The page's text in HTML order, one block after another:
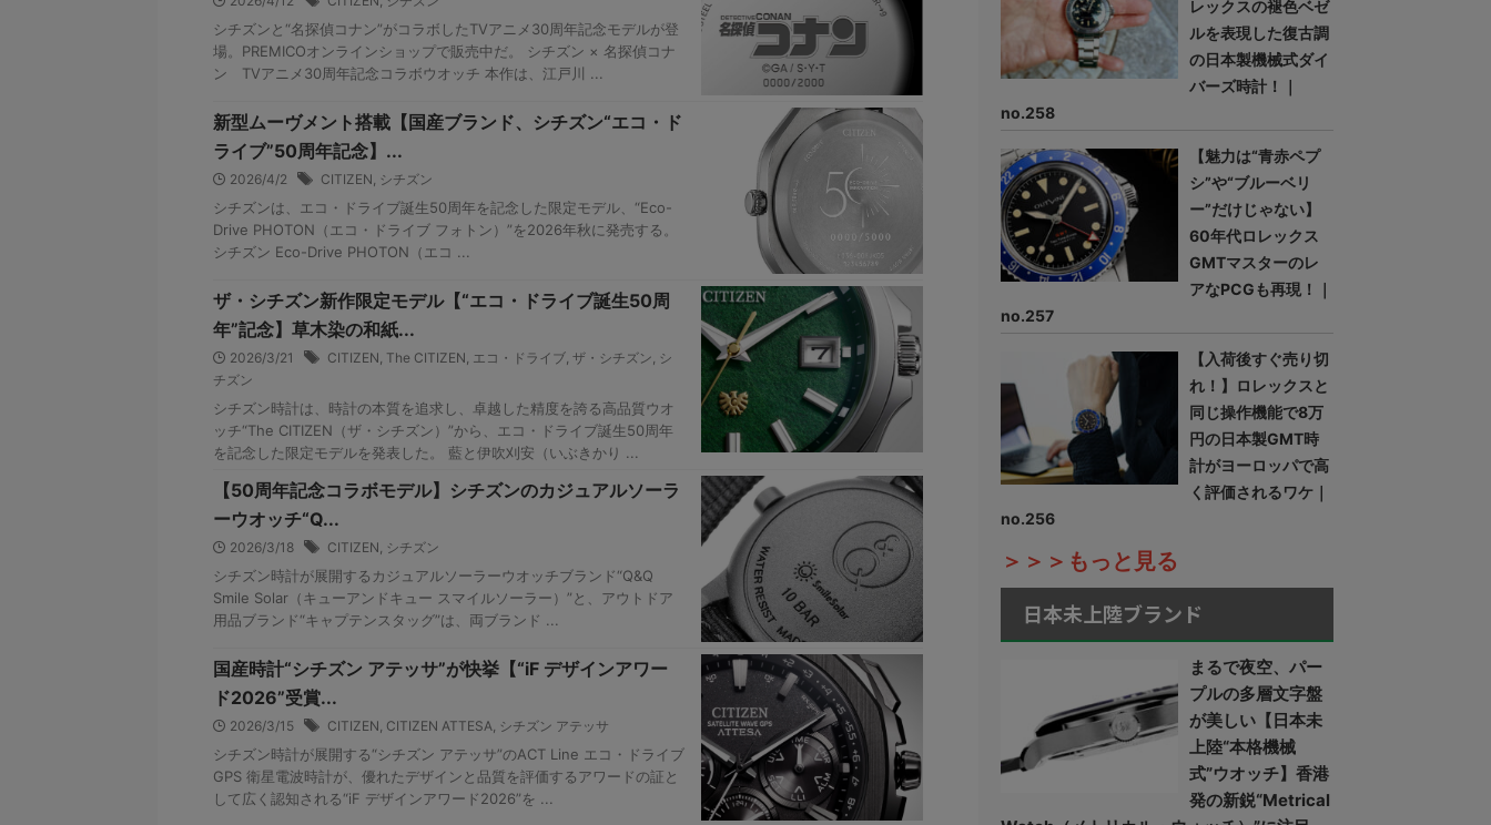
シチズンと“名探偵コナン”がコラボしたTVアニメ30周年記念モデルが登
場。PREMICOオンラインショップで販売中だ。 シチズン × 名探偵コナ
ン TVアニメ30周年記念コラボウオッチ 本作は、江戸川 ...
新型ムーヴメント搭載【国産ブランド、シチズン“エコ・ド
ライブ”50周年記念】...
2026/4/2 CITIZEN, シチズン
シチズンは、エコ・ドライブ誕生50周年を記念した限定モデル、“Eco-
Drive PHOTON（エコ・ドライブ フォトン）”を2026年秋に発売する。
シチズン Eco-Drive PHOTON（エコ ...
ザ・シチズン新作限定モデル【“エコ・ドライブ誕生50周
年”記念】草木染の和紙...
2026/3/21 CITIZEN, The CITIZEN, エコ・ドライブ, ザ・シチズン, シ
チズン
シチズン時計は、時計の本質を追求し、卓越した精度を誇る高品質ウオ
ッチ“The CITIZEN（ザ・シチズン）”から、エコ・ドライブ誕生50周年
を記念した限定モデルを発表した。 藍と伊吹刈安（いぶきかり ...
【50周年記念コラボモデル】シチズンのカジュアルソーラ
ーウオッチ“Q...
2026/3/18 CITIZEN, シチズン
シチズン時計が展開するカジュアルソーラーウオッチブランド“Q&Q
Smile Solar（キューアンドキュー スマイルソーラー）”と、アウトドア
用品ブランド“キャプテンスタッグ”は、両ブランド ...
国産時計“シチズン アテッサ”が快挙【“iF デザインアワー
ド2026”受賞...
2026/3/15 CITIZEN, CITIZEN ATTESA, シチズン アテッサ
シチズン時計が展開する“シチズン アテッサ”のACT Line エコ・ドライブ
GPS 衛星電波時計が、優れたデザインと品質を評価するアワードの証と
して広く認知される“iF デザインアワード2026”を ...
レックスの褪色ベゼ
ルを表現した復古調
の日本製機械式ダイ
バーズ時計！｜
no.258
【魅力は“青赤ペプ
シ”や“ブルーベリ
ー”だけじゃない】
60年代ロレックス
GMTマスターのレ
アなPCGも再現！｜
no.257
【入荷後すぐ売り切
れ！】ロレックスと
同じ操作機能で8万
円の日本製GMT時
計がヨーロッパで高
く評価されるワケ｜
no.256
＞＞＞もっと見る
日本未上陸ブランド
まるで夜空、パー
プルの多層文字盤
が美しい【日本未
上陸“本格機械
式”ウオッチ】香港
発の新鋭“Metrical